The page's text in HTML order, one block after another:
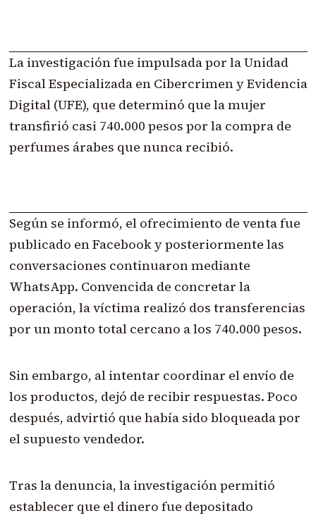
La investigación fue impulsada por la Unidad
Fiscal Especializada en Cibercrimen y Evidencia
Digital (UFE), que determinó que la mujer
transfirió casi 740.000 pesos por la compra de
perfumes árabes que nunca recibió.
Según se informó, el ofrecimiento de venta fue
publicado en Facebook y posteriormente las
conversaciones continuaron mediante
WhatsApp. Convencida de concretar la
operación, la víctima realizó dos transferencias
por un monto total cercano a los 740.000 pesos.
Sin embargo, al intentar coordinar el envío de
los productos, dejó de recibir respuestas. Poco
después, advirtió que había sido bloqueada por
el supuesto vendedor.
Tras la denuncia, la investigación permitió
establecer que el dinero fue depositado